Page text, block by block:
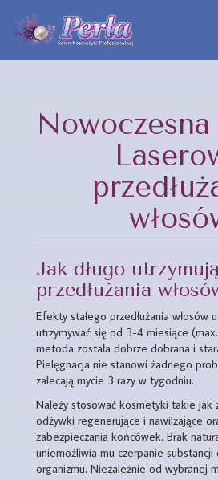
Jak długo
przedłużania
Efekty stałego przedłużania włosów
utrzymywać się od 3-4 miesiące
metoda została dobrze dobrana i
Pielęgnacja nie stanowi żadnego
zalecają mycie 3 razy w tygodniu.
Należy stosować kosmetyki takie jak
odżywki regenerujące i nawilżające
zabezpieczania końcówek. Brak
uniemożliwia mu czerpanie substancji
organizmu. Niezależnie od wybranej